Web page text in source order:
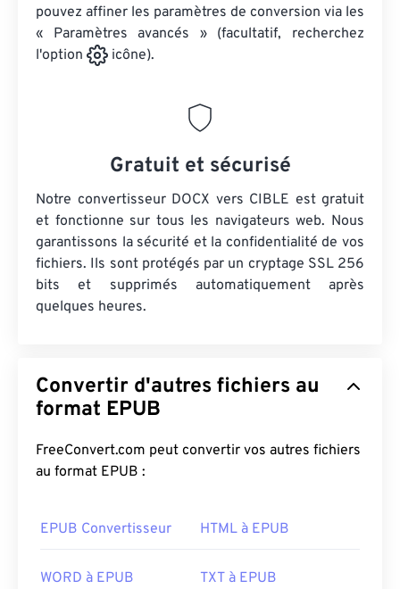
pouvez affiner les paramètres de conversion via les
« Paramètres avancés » (facultatif, recherchez
l'option
icône).
Gratuit et sécurisé
Notre convertisseur DOCX vers CIBLE est gratuit
et fonctionne sur tous les navigateurs web. Nous
garantissons la sécurité et la confidentialité de vos
fichiers. Ils sont protégés par un cryptage SSL 256
bits et supprimés automatiquement après
quelques heures.
Convertir d'autres fichiers au
format EPUB
FreeConvert.com peut convertir vos autres fichiers
au format EPUB :
EPUB Convertisseur HTML à EPUB
WORD à EPUB TXT à EPUB